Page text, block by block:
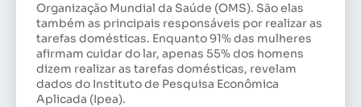
Organização Mundial da Saúde (OMS). São elas
também as principais responsáveis por realizar as
tarefas domésticas. Enquanto 91% das mulheres
afirmam cuidar do lar, apenas 55% dos homens
dizem realizar as tarefas domésticas, revelam
dados do Instituto de Pesquisa Econômica
Aplicada (Ipea).